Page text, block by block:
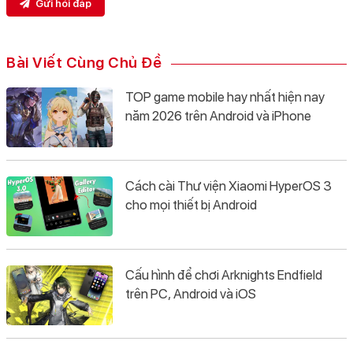
Gửi hỏi đáp
Bài Viết Cùng Chủ Đề
TOP game mobile hay nhất hiện nay
năm 2026 trên Android và iPhone
Cách cài Thư viện Xiaomi HyperOS 3
cho mọi thiết bị Android
Cấu hình để chơi Arknights Endfield
trên PC, Android và iOS